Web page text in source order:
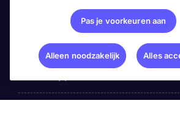
Google Rating
Pas je voorkeuren aan
Alleen noodzakelijk Alles